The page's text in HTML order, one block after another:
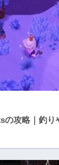
攻略｜釣り